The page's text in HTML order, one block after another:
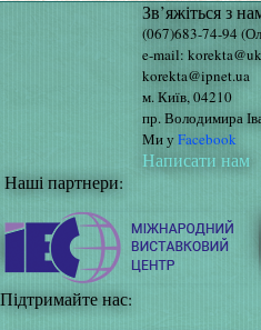
Зв’яжіться з
(067)683-74-94
e-mail:
korekta@ipnet.ua
м. Київ, 04210
пр. Володимира
Ми уFacebook
Написати нам
Наші партнери:
Підтримайте нас: